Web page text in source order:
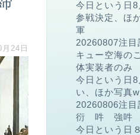
24日
今日という日
参戦決定、ほ
軍
20260807注
キュー空海の
体実装者のみ
今日という日
い、ほか写真
20260806注
衍 吽 強吽
今日という日